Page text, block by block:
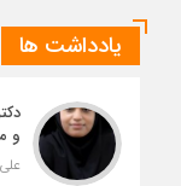
یادداشت ها
و